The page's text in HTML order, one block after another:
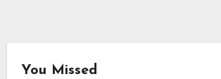
You Missed